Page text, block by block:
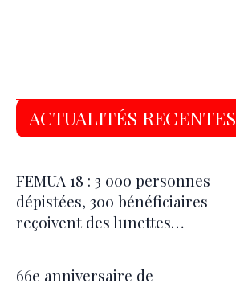
ACTUALITÉS RECENTES
FEMUA 18 : 3 000 personnes
dépistées, 300 bénéficiaires
reçoivent des lunettes
66e anniversaire de